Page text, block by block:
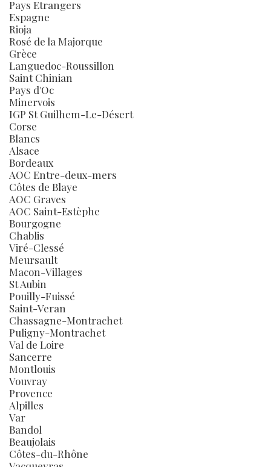
Pays Etrangers
Espagne
Rioja
Rosé de la Majorque
Grèce
Languedoc-Roussillon
Saint Chinian
Pays d'Oc
Minervois
IGP St Guilhem-Le-Désert
Corse
Blancs
Alsace
Bordeaux
AOC Entre-deux-mers
Côtes de Blaye
AOC Graves
AOC Saint-Estèphe
Bourgogne
Chablis
Viré-Clessé
Meursault
Macon-Villages
St Aubin
Pouilly-Fuissé
Saint-Veran
Chassagne-Montrachet
Puligny-Montrachet
Val de Loire
Sancerre
Montlouis
Vouvray
Provence
Alpilles
Var
Bandol
Beaujolais
Côtes-du-Rhône